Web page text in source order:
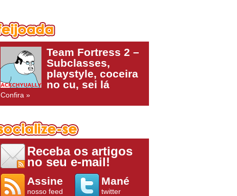
Team Fortress 2 –
Subclasses,
playstyle, coceira
no cu, sei lá
Confira »
Receba os artigos
no seu e-mail!
Assine
nosso feed
Mané
twitter